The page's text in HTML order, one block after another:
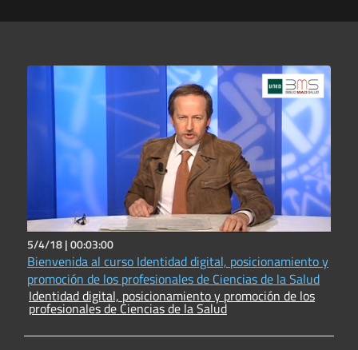
5/4/18 |00:03:00
Bienvenida al curso Identidad digital, posicionamiento y
promoción de los profesionales de Ciencias de la Salud
Identidad digital, posicionamiento y promoción de los
profesionales de Ciencias de la Salud